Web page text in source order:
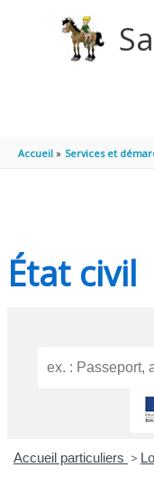
Accueil Services et
État civil
Accueil particuliers >